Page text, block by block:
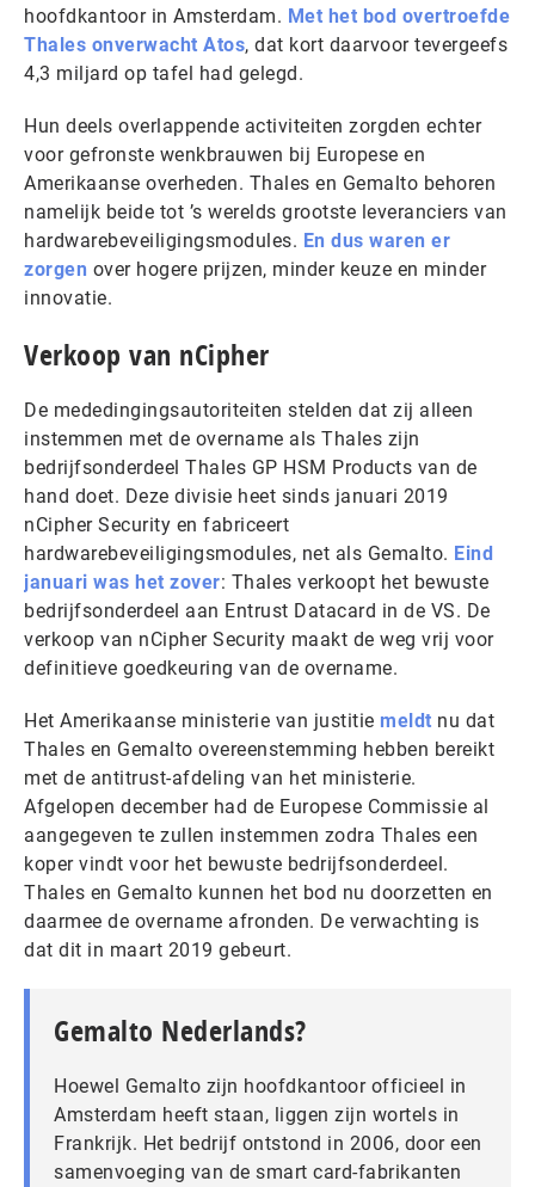
hoofdkantoor in Amsterdam. Met het bod overtroefde
Thales onverwacht Atos, dat kort daarvoor tevergeefs
4,3 miljard op tafel had gelegd.
Hun deels overlappende activiteiten zorgden echter
voor gefronste wenkbrauwen bij Europese en
Amerikaanse overheden. Thales en Gemalto behoren
namelijk beide tot ’s werelds grootste leveranciers van
hardwarebeveiligingsmodules. En dus waren er
zorgen over hogere prijzen, minder keuze en minder
innovatie.
Verkoop van nCipher
De mededingingsautoriteiten stelden dat zij alleen
instemmen met de overname als Thales zijn
bedrijfsonderdeel Thales GP HSM Products van de
hand doet. Deze divisie heet sinds januari 2019
nCipher Security en fabriceert
hardwarebeveiligingsmodules, net als Gemalto. Eind
januari was het zover: Thales verkoopt het bewuste
bedrijfsonderdeel aan Entrust Datacard in de VS. De
verkoop van nCipher Security maakt de weg vrij voor
definitieve goedkeuring van de overname.
Het Amerikaanse ministerie van justitie meldt nu dat
Thales en Gemalto overeenstemming hebben bereikt
met de antitrust-afdeling van het ministerie.
Afgelopen december had de Europese Commissie al
aangegeven te zullen instemmen zodra Thales een
koper vindt voor het bewuste bedrijfsonderdeel.
Thales en Gemalto kunnen het bod nu doorzetten en
daarmee de overname afronden. De verwachting is
dat dit in maart 2019 gebeurt.
Gemalto Nederlands?
Hoewel Gemalto zijn hoofdkantoor officieel in
Amsterdam heeft staan, liggen zijn wortels in
Frankrijk. Het bedrijf ontstond in 2006, door een
samenvoeging van de smart card-fabrikanten